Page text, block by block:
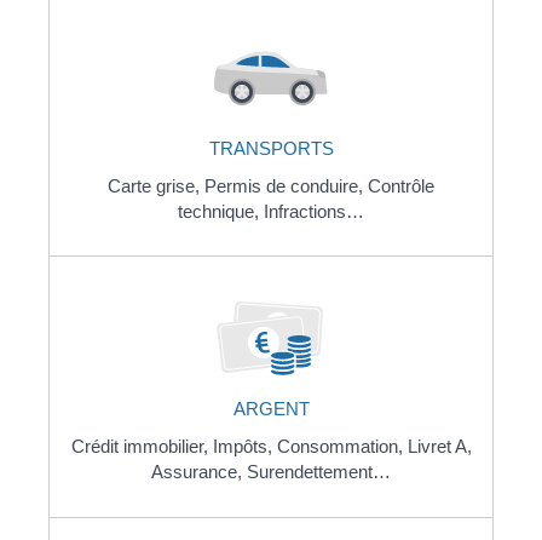
TRANSPORTS
Carte grise, Permis de conduire, Contrôle
technique, Infractions…
ARGENT
Crédit immobilier, Impôts, Consommation, Livret A,
Assurance, Surendettement…